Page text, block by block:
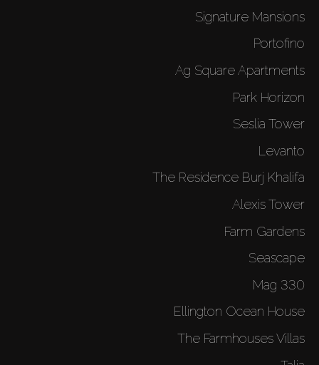
Signature Mansions
Portofino
Ag Square Apartments
Park Horizon
Seslia Tower
Levanto
The Residence Burj Khalifa
Alexis Tower
Farm Gardens
Seascape
Mag 330
Ellington Ocean House
The Farmhouses Villas